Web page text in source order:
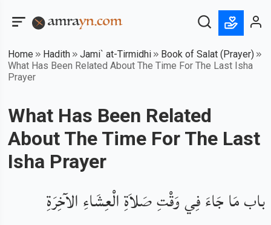
Home Hadith Jami` at-Tirmidhi
Book of Salat (Prayer)
What Has Been Related About The Time For The Last Isha
Prayer
What Has Been Related
About The Time For The Last
Isha Prayer
باب مَا جَاءَ فِي وَقْتِ صَلاَةِ الْعِشَاءِ الآخِرَةِ